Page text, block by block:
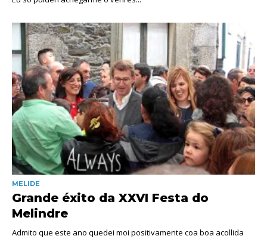
MELIDE
Grande éxito da XXVI Festa do
Melindre
Admito que este ano quedei moi positivamente coa boa acollida